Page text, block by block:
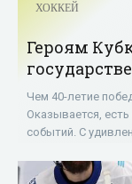
ХОККЕЙ
Героям
нашей
Чем 40-летие
Оказывается, есть
событий. С